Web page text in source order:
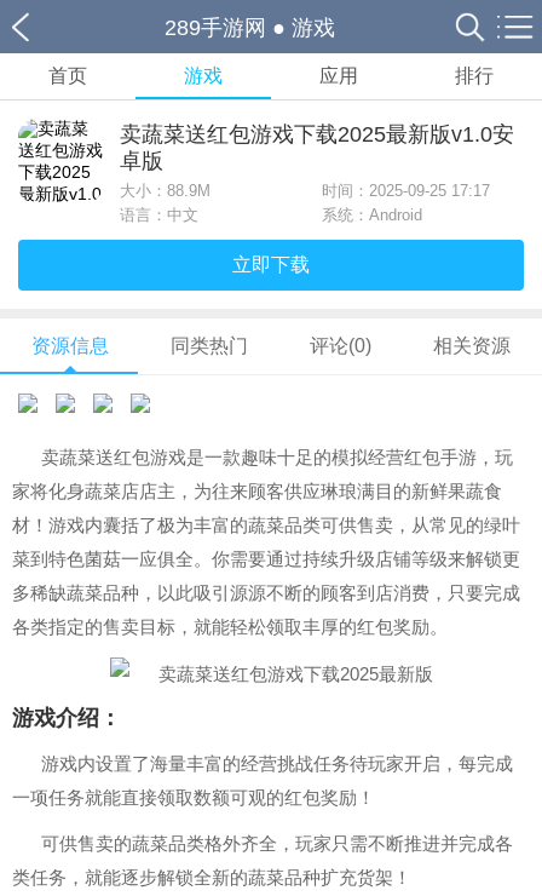
289手游网 ● 游戏
首页 游戏 应用 排行
卖蔬菜送红包游戏下载2025最新版v1.0安
卓版
大小： 88.9M
时间：2025-09-25 17:17
语言：中文
系统：Android
立即下载
资源信息 同类热门 评论(0) 相关资源
卖蔬菜送红包游戏是一款趣味十足的模拟经营红包手游，玩
家将化身蔬菜店店主，为往来顾客供应琳琅满目的新鲜果蔬食
材！游戏内囊括了极为丰富的蔬菜品类可供售卖，从常见的绿叶
菜到特色菌菇一应俱全。你需要通过持续升级店铺等级来解锁更
多稀缺蔬菜品种，以此吸引源源不断的顾客到店消费，只要完成
各类指定的售卖目标，就能轻松领取丰厚的红包奖励。
游戏介绍：
游戏内设置了海量丰富的经营挑战任务待玩家开启，每完成
一项任务就能直接领取数额可观的红包奖励！
可供售卖的蔬菜品类格外齐全，玩家只需不断推进并完成各
类任务，就能逐步解锁全新的蔬菜品种扩充货架！